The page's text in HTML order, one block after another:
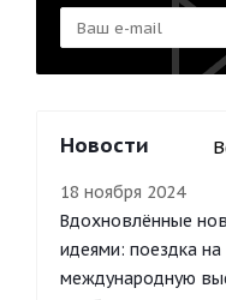
Новости
18 ноября 2024
Вдохновлённые
идеями: поездка
международную